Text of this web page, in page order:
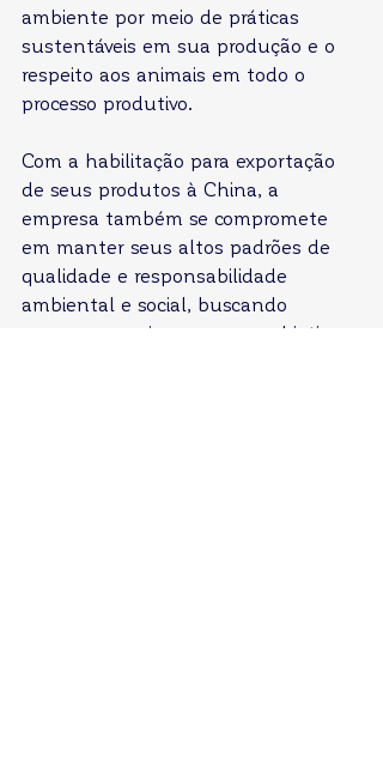
ambiente por meio de práticas
sustentáveis em sua produção e o
respeito aos animais em todo o
processo produtivo.
Com a habilitação para exportação
de seus produtos à China, a
empresa também se compromete
em manter seus altos padrões de
qualidade e responsabilidade
ambiental e social, buscando
sempre se aprimorar com o objetivo